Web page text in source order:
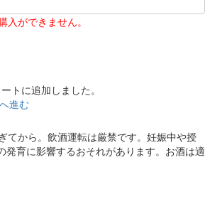
ができません。
トに追加しました。
進む
てから。飲酒運転は厳禁です。妊娠中や授
発育に影響するおそれがあります。お酒は適